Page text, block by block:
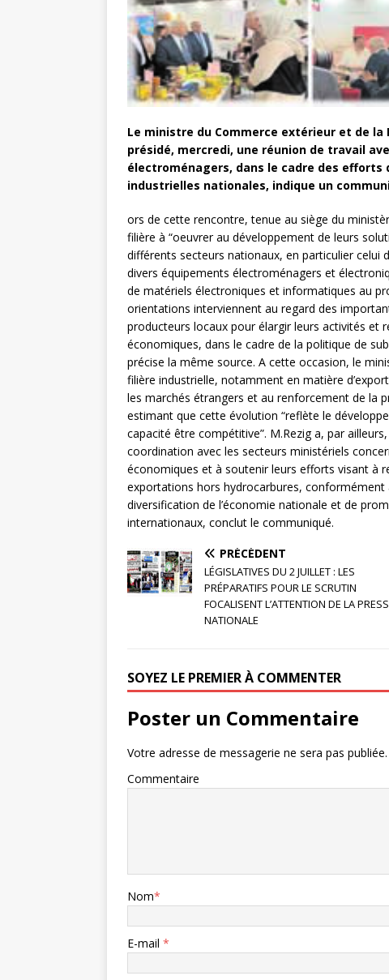
Le ministre du Commerce extérieur et de
présidé, mercredi, une réunion de travail
électroménagers, dans le cadre des
industrielles nationales, indique un
ors de cette rencontre, tenue au siège du
filière à “oeuvrer au développement de leurs
différents secteurs nationaux, en particulier celui
divers équipements électroménagers et
de matériels électroniques et informatiques au
orientations interviennent au regard des
producteurs locaux pour élargir leurs activités et
économiques, dans le cadre de la politique de
précise la même source. A cette occasion, le
filière industrielle, notamment en matière
les marchés étrangers et au renforcement de la
estimant que cette évolution “reflète le
capacité être compétitive”. M.Rezig a, par
coordination avec les secteurs ministériels
économiques et à soutenir leurs efforts visant à
exportations hors hydrocarbures, conformément
diversification de l’économie nationale et de
internationaux, conclut le communiqué.
PRÉCÉDENT
LÉGISLATIVES DU 2 JUILLET : LES
PRÉPARATIFS POUR LE SCRUTIN
FOCALISENT L’ATTENTION DE LA
NATIONALE
SOYEZ LE PREMIER À COMMENTER
Poster un Commentaire
Votre adresse de messagerie ne sera pas publiée.
Commentaire
Nom*
E-mail *